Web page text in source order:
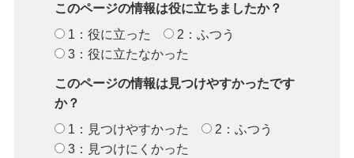
このページの情報は役に立ちましたか？
1：役に立った
2：ふつう
3：役に立たなかった
このページの情報は見つけやすかったです
か？
1：見つけやすかった
2：ふつう
3：見つけにくかった